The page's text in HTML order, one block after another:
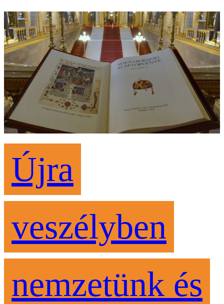
Újra
veszélyben
nemzetünk és